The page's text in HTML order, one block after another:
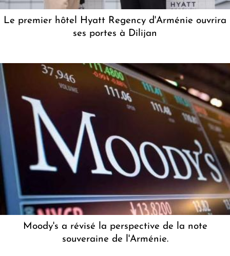
Le premier hôtel Hyatt Regency d'Arménie ouvrira
ses portes à Dilijan
Moody's a révisé la perspective de la note
souveraine de l'Arménie.